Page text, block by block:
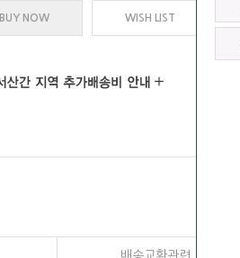
BUY NOW WISH LIST